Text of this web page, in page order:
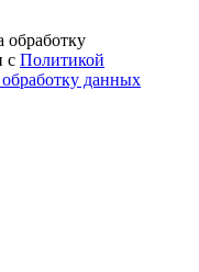
обработку
с Политикой
данных